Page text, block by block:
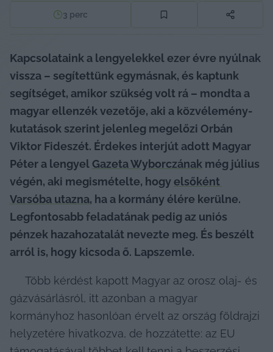
3 perc
Kapcsolataink a lengyelekkel ezer évre nyúlnak
vissza – segítettünk egymásnak, és kaptunk
segítséget, amikor szükség volt rá – mondta a
magyar ellenzék vezetője, aki a közvélemény-
kutatások szerint jelenleg megelőzi Orbán
Viktor Fideszét. Érdekes interjút adott Magyar
Péter a lengyel Gazeta Wyborczának még július
végén, aki megismételte, hogy elsőként
Varsóba utazna, ha a kormány élére kerülne.
Legfontosabb feladatának pedig az uniós
pénzek hazahozatalát nevezte meg. És beszélt
arról is, hogy kicsoda ő. Lapszemle.
gázvásárlásról, itt azonban a magyar
kormányhoz hasonlóan érvelt az ország földrajzi
helyzetére hivatkozva, de hozzátette: az EU